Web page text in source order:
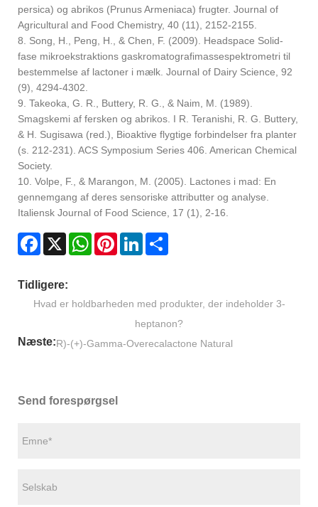
persica) og abrikos (Prunus Armeniaca) frugter. Journal of
Agricultural and Food Chemistry, 40 (11), 2152-2155.
8. Song, H., Peng, H., & Chen, F. (2009). Headspace Solid-
fase mikroekstraktions gaskromatografimassespektrometri til
bestemmelse af lactoner i mælk. Journal of Dairy Science, 92
(9), 4294-4302.
9. Takeoka, G. R., Buttery, R. G., & Naim, M. (1989).
Smagskemi af fersken og abrikos. I R. Teranishi, R. G. Buttery,
& H. Sugisawa (red.), Bioaktive flygtige forbindelser fra planter
(s. 212-231). ACS Symposium Series 406. American Chemical
Society.
10. Volpe, F., & Marangon, M. (2005). Lactones i mad: En
gennemgang af deres sensoriske attributter og analyse.
Italiensk Journal of Food Science, 17 (1), 2-16.
Facebook
X WhatsAppPinterestLinkedIn
Tidligere:
Hvad er holdbarheden med produkter, der indeholder 3-
heptanon?
Næste:R)-(+)-Gamma-Overecalactone Natural
Send forespørgsel